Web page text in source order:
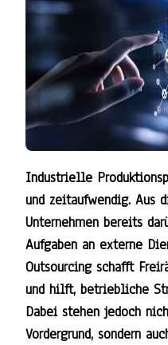
Industrielle
und zeitaufwendig. Aus
Unternehmen bereits
Aufgaben an externe
Outsourcing schafft
und hilft, betriebliche
Dabei stehen jedoch
Vordergrund, sondern